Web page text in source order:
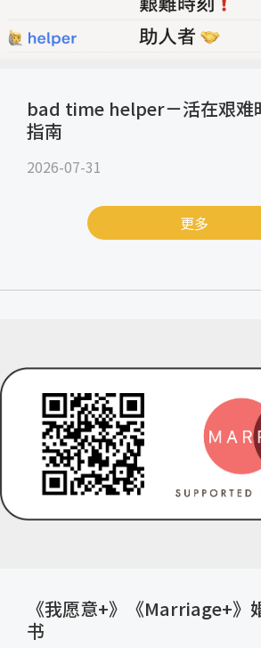
bad time helper－活在艰难
指南
2026-07-31
更多
《我愿意+》《Marriage+》
书